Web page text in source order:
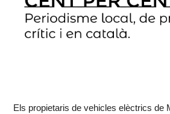
Els propietaris de vehicles elèctrics de